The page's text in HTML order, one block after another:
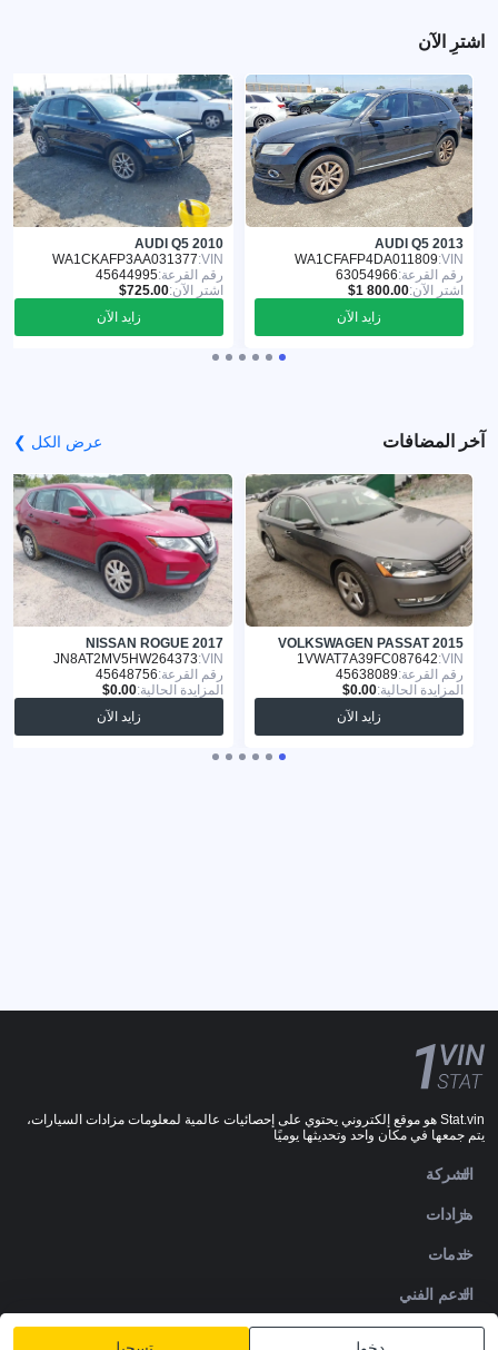
اشترِ الآن
AUDI Q5 2013
VIN:
WA1CFAFP4DA011809
رقم القرعة:63054966
اشترِ الآن:
زايد الآن
AUDI Q5 2010
VIN:
WA1CKAFP3AA031377
رقم القرعة:45644995
اشترِ الآن:
زايد الآن
آخر المضافات عرض الكل ❯
VOLKSWAGEN PASSAT 2015
VIN:
1VWAT7A39FC087642
رقم القرعة:45638089
المزايدة الحالية:
زايد الآن
NISSAN ROGUE 2017
VIN:
JN8AT2MV5HW264373
رقم القرعة:45648756
المزايدة الحالية:
زايد الآن
Stat.vin هو موقع إلكتروني يحتوي على إحصائيات عالمية لمعلومات مزادات السيارات،
يتم جمعها في مكان واحد وتحديثها يوميًا
الشركة
مزادات
خدمات
الدعم الفني